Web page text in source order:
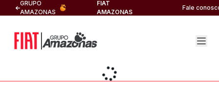
GRUPO
AMAZONAS
FIAT
AMAZONAS
Fale